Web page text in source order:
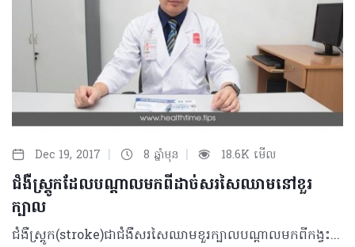
Dec 19, 2017 | 8 ឆ្នាំមុន | 18.6K មើល
ជំងឺស្ត្រូកដែលបណ្តាលមកពីដាច់សរសៃឈាមនៅខួរ
ក្បាល
ជំងឺស្ត្រូក(stroke)ជាជំងឺសរសៃឈាមខួរក្បាលបណ្តាលមកពីកង្វះឈាមទៅចិញ្ចឹមខួរក្បាលដែលធ្វើឲ្យខូចកោសិកាខួរក្បាល។ ជំងឺនេះត្រូវបានបែងចែកជាពីរធំៗ រួមមាន Ischemic stroke គឺជាការស្ទះសរសៃឈាមខួរក្បាល និង Hemorrhagic stroke គឺជាការដាច់សរសៃឈាមខួរក្បាល។ ជាទូទៅអ្នកជំងឺ Ischemic stroke មានអត្រាខ្ពស់ជាងអ្នកជំងឺ Hemorrhagic stroke ។ ប៉ុន្តែសម្រាប់អ្នកជំងឺ Hemorrhagic strokeមានការប្រឈមនឹងការបាត់បង់ជីវិតខ្ពស់ជាង។ខាងក្រោមនេះគឺជាការយល់ដឹងខ្លះៗអំពីជំងឺ Hemorrhagic stroke៖ មូលហេតុ និងកត្តាជំរុញ មូលហេតុចម្បងនៃHemorrhagic strokeភាគច្រើនបណ្តាលមកពីជំងឺលើសឈាមនិងមួយចំនួនទៀត​បណ្តាលមកពីជំងឺសរសៃឈាមពីកំណើតដូចជាជំងឺប៉ោងសរសៃឈាម(Aneurysm)និងជំងឺដុំសរសៃឈាម(Arterio-venous malformation)។ ដោយឡែក មានកត្តាជំរុញមួយចំនួនទៀត ដែលអាចបណ្តាលឲ្យមាន Hemorrhagic stroke ដូចជា អាយុ (ភាពផុយស្រួយនៃសរសៃឈាមអាចនឹងកើនឡើងទៅតាមអាយុ) ការពិសាស្រាច្រើនហួសកម្រិត ការជក់បារី ការប្រើប្រាស់ថ្នាំប្រឆាំងកំណកឈាមជាដើម ។ រោគសញ្ញា ជាទូទៅរោគសញ្ញានៃជំងឺស្ត្រូកមានដូចជាការឈឺក្បាលការវិលមុខការក្អួតចង្អោរការចុះខ្សោយនូវការកម្រើកសាច់ដុំ(ទន់មួយចំហៀងខ្លួន ដៃជើង មុខ) ការពិបាកក្នុងការនិយាយស្តី ការប្រកាច់ ការបាត់បង់ស្មារតី (សន្លឹម ឬសន្លប់)។ រោគវិនិច្ឆ័យ ការធ្វើរោគវិនិច្ឆ័យត្រូវបានធ្វើឡើងដោយផ្អែកលើប្រវត្តិជំងឺរបស់អ្នកជំងឺការពិនិត្យរោគសញ្ញាប្រព័ន្ធប្រសាទ និងការថត​រូបភាពវេជ្ជសាស្ត្រដូចជា Scanner ឬ MRI ។ គួរបញ្ជាក់ថាScannerមានភាពឆាប់រហ័សអាចឲ្យយើងដឹងថាមានឈាមកកក្នុងខួរក្បាលតែមិនអាចបញ្ជាក់ពីការស្ទះសរសៃឈាមខួរក្បាលក្នុងរយៈពេលថ្មីៗដំបូងបានទេ។ MRI អាចធ្វើរោគវិនិច្ឆ័យ Ischemic stroke បានទោះជាស្ថិតក្នុងរយៈពេលដំបូងក៏ដោយ។ ការព្យាបាល ការព្យាបាលជំងឺស្ត្រូកដែលមានឈាមកកក្នុងខួរក្បាលគឺអាស្រ័យទៅលើទំហំឈាមនិងសញ្ញាគ្លីនិករបស់អ្នកជំងឺ។ការព្យាបាលដោយវះកាត់ ត្រូវធ្វើឡើងក្នុងករណី៖ •អ្នកជំងឺស្ថិតក្នុងសភាពសន្លប់(GCS ពី8-12) •ទំហំនៃដុំឈាមកកលើសពី ៣៥ សម³ •ទីតាំងនៃដុំឈាមនៅរាក់ (ជាទូទៅតិចជាងមួយសង់ទីម៉ែត្រពីឆ្អឹង)។ បន្ថែមពីនោះគឺមានការព្យាបាលនិងហ្វឹកហាត់ដោយចលនានៅពេលដែលអ្នកជំងឺស្ថិតក្នុងស្ថានភាពនឹងនរជាពិសេសចំពោះអ្នកជំងឺដែលមានការចុះខ្សោយនូវការកម្រើកសាច់ដុំ (ទន់មួយចំហៀងខ្លួន ដៃ ជើង មុខ) ការពិបាកក្នុងការនិយាយស្តីជាដើម។ គួរបញ្ជាក់ថាក្នុងករណីដែលមិនបានទទួលការព្យាបាលបានទាន់ពេលវេលាអ្នកជំងឺអាចប្រឈមខ្ពស់ទៅនឹងការបាត់បង់លទ្ធភាពពលកម្ម ឬបាត់បង់ជីវិត។ ការការពារកុំឲ្យមានជំងឺ Hemorrhagic stroke យើងមិនអាចការពារមិនឲ្យកើតមាន ជំងឺ Hemorrhagic stroke បាន ១០០% ទេ តែយើងអាចធ្វើការកាត់បន្ថយនូវការប្រឈមទៅនឹងជំងឺ ​Hemorrhagic stroke តាមរយៈ ៖ •ការកាត់បន្ថយ Stress •ការហាត់ប្រាណទៀងទាត់ និងជាប្រចាំ •ការគ្រប់គ្រងលើសម្ពាធឈាមឲ្យបានត្រឹមត្រូវចំពោះអ្នកដែលមានជំងឺលើសឈាមដោយប្រើប្រាស់ថ្នាំនិងតាមដានឲ្យបានជាប់លាប់ ការបញ្ឈប់ការជក់បារី និងពិសាស្រា។ • ការតាមដានឲ្យបានត្រឹមត្រូវចំពោះអ្នកជំងឺដែលបានប្រើប្រាស់ថ្នាំទាក់ទងទៅនឹងកំណកឈាម។ក្នុងករណីមានអាការៈ ឬការសង្ស័យអំពីការប្រឈមនឹងជំងឺស្ត្រូក ត្រូវបញ្ជូនអ្នកជំងឺមកមន្ទីរពេទ្យជាបន្ទាន់ដើម្បីពិនិត្យ និងព្យាបាល ព្រោះការយឺតយ៉ាវអាចបណ្តាលឲ្យមានគ្រោះថ្នាក់ដល់អាយុជីវិតអ្នកជំងឺបាន។ នៅមន្ទីរពេទ្យកាល់ម៉ែត មានក្រុមវេជ្ជបណ្ឌិតឯកទេសផ្នែកជំងឺស្ត្រូក (Stroke Unit),ផ្នែកវះកាត់ប្រព័ន្ធប្រសាទ, ផ្នែកប្រពោធនកម្មប្រព័ន្ធប្រសាទ (Neuro-ICU), និងថតរូបភាពវេជ្ជសាស្ត្រ (Scanner និង MRI), ផ្នែកព្យាបាលដោយចលនា និងមានបន្ទប់វះកាត់ដែលបំពាក់ដោយសម្ភារៈ បរិក្ខារទំនើប ដែលរួមគ្នាជាប្រព័ន្ធមួយដើម្បីផ្តល់ការព្យាបាលកម្រិតស្តង់ដាអន្តរជាតិដល់អ្នកជំងឺស្ត្រូកទោះជាប្រភេទដាច់សរសៃឈាម ឬស្ទះសរសៃឈាមខួរក្បាលក៏ដោយ ។ បកស្រាយដោយ៖ វេជ្ជបណ្ឌិត ឈុន វីរៈបញ្ញា វេជ្ជបណ្ឌិតឯកទេសនៅមន្ទីរពេទ្យកាល់ម៉ែត ផ្នែកវះកាត់ប្រព័ន្ធប្រសាទ ។ ©2017 រក្សាសិទ្ធិគ្រប់យ៉ាងដោយ Healthtime Corporation ចំពោះគ្រប់អត្ថបទដោយគ្មានផ្នែកណាមួយត្រូវបោះពុម្ពផ្សាយចូល ប្រព័ន្ធអ៊ីនធឺណែតឧបករណ៍អេឡិចត្រូនិកអាត់ជាសំឡេងឬថតចំលងគ្រប់រូបភាពដោយគ្មានការអនុញ្ញាតឡើយ